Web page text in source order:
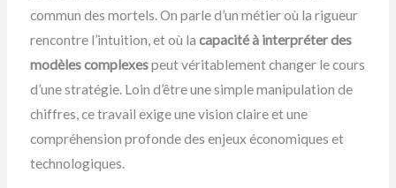
commun des mortels. On parle d’un métier où la rigueur
rencontre l’intuition, et où la capacité à interpréter des
modèles complexespeut véritablement changer le cours
d’une stratégie. Loin d’être une simple manipulation de
chiffres, ce travail exige une vision claire et une
compréhension profonde des enjeux économiques et
technologiques.